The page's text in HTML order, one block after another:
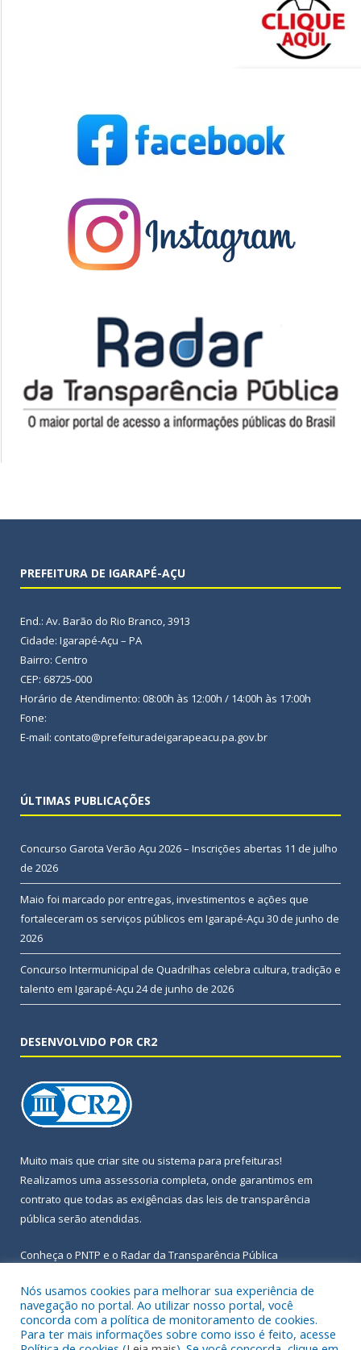
PREFEITURA DE IGARAPÉ-AÇU
End.: Av. Barão do Rio Branco, 3913
Cidade: Igarapé-Açu – PA
Bairro: Centro
CEP: 68725-000
Horário de Atendimento: 08:00h às 12:00h / 14:00h às 17:00h
Fone:
E-mail: contato@prefeituradeigarapeacu.pa.gov.br
ÚLTIMAS PUBLICAÇÕES
Concurso Garota Verão Açu 2026 – Inscrições abertas 11 de julho
de 2026
Maio foi marcado por entregas, investimentos e ações que
fortaleceram os serviços públicos em Igarapé-Açu 30 de junho de
2026
Concurso Intermunicipal de Quadrilhas celebra cultura, tradição e
talento em Igarapé-Açu 24 de junho de 2026
DESENVOLVIDO POR CR2
Muito mais que criar site ou sistema para prefeituras!
Realizamos uma assessoria completa, onde garantimos em
contrato que todas as exigências das leis de transparência
pública serão atendidas.
Conheça o PNTP e o Radar da Transparência Pública
Todos os direitos reservados a Prefeitura Municipal de Igarapé-
Nós usamos cookies para melhorar sua experiência de
navegação no portal. Ao utilizar nosso portal, você
concorda com a política de monitoramento de cookies.
Para ter mais informações sobre como isso é feito, acesse